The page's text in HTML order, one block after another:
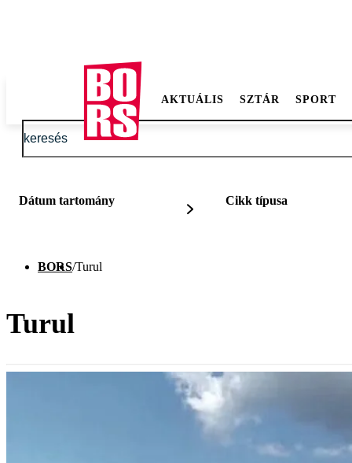
AKTUÁLIS SZTÁR SPORT
Dátum tartomány Cikk típusa
BORS/Turul
Turul